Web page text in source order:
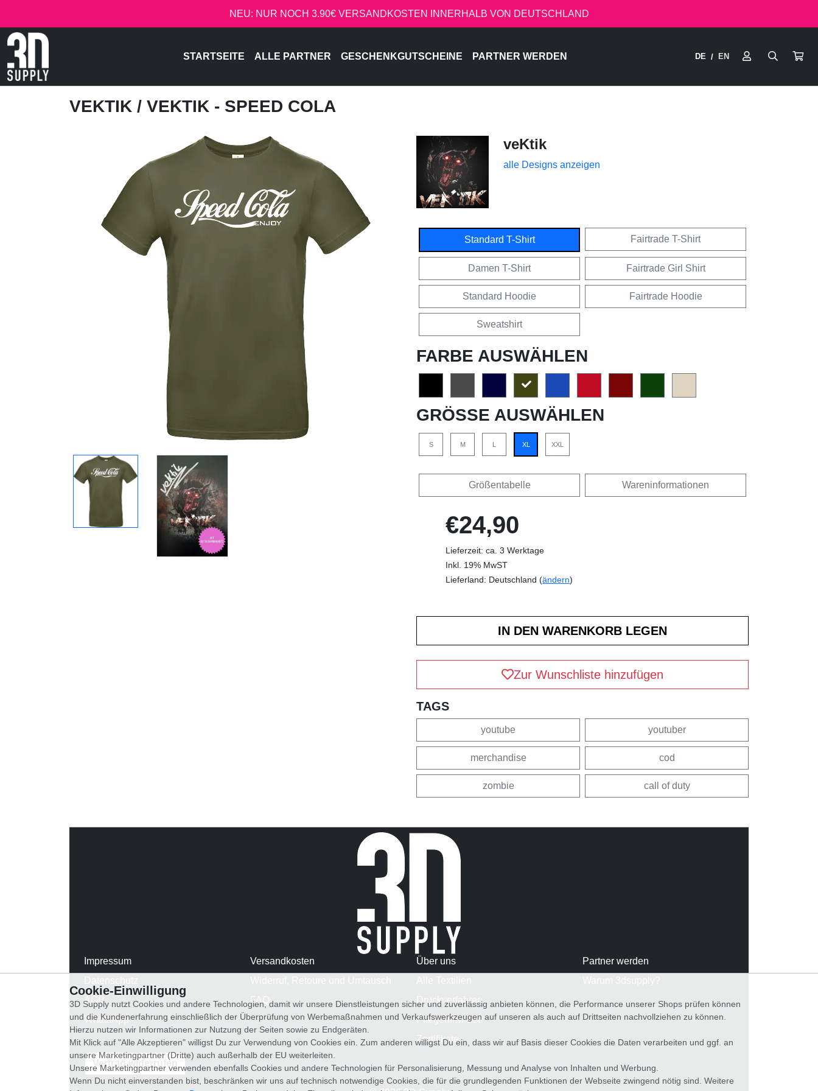
NEU: NUR NOCH 3.90€ VERSANDKOSTEN INNERHALB VON DEUTSCHLAND
STARTSEITE ALLE PARTNER GESCHENKGUTSCHEINE PARTNER WERDEN DE / EN
VEKTIK / VEKTIK - SPEED COLA
veKtik
alle Designs anzeigen
Standard T-Shirt Fairtrade T-Shirt
Damen T-Shirt Fairtrade Girl Shirt
Standard Hoodie Fairtrade Hoodie
Sweatshirt
FARBE AUSWÄHLEN
GRÖSSE AUSWÄHLEN
S M L XL XXL
Größentabelle Wareninformationen
€24,90
Lieferzeit: ca. 3 Werktage
Inkl. 19% MwST
Lieferland: Deutschland (ändern)
Zur Wunschliste hinzufügen
TAGS
youtube youtuber
merchandise cod
zombie call of duty
Impressum
AGB
WhatsApp
Versandkosten
FAQ
Über uns
Druckverfahren
Pflegehinweise
Zertifikate
Partner werden
Vertrag widerrufen
Cookie-Einwilligung
3D Supply nutzt Cookies und andere Technologien, damit wir unsere Dienstleistungen sicher und zuverlässig anbieten können, die Performance unserer Shops prüfen können
und die Kundenerfahrung einschließlich der Überprüfung von Werbemaßnahmen und Verkaufswerkzeugen auf unseren als auch auf Drittseiten nachvollziehen zu können.
Hierzu nutzen wir Informationen zur Nutzung der Seiten sowie zu Endgeräten.
Mit Klick auf "Alle Akzeptieren" willigst Du zur Verwendung von Cookies ein. Zum anderen willigst Du ein, dass wir auf Basis dieser Cookies die Daten verarbeiten und ggf. an
unsere Marketingpartner (Dritte) auch außerhalb der EU weiterleiten.
Unsere Marketingpartner verwenden ebenfalls Cookies und andere Technologien für Personalisierung, Messung und Analyse von Inhalten und Werbung.
Wenn Du nicht einverstanden bist, beschränken wir uns auf technisch notwendige Cookies, die für die grundlegenden Funktionen der Webseite zwingend nötig sind. Weitere